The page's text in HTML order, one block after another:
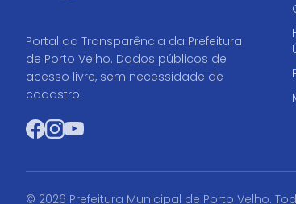
Portal da Transparência da Prefeitura
de Porto Velho. Dados públicos de
acesso livre, sem necessidade de
cadastro.
Facebook
Instagram
YouTube
© 2026 Prefeitura Municipal de Porto Velho.